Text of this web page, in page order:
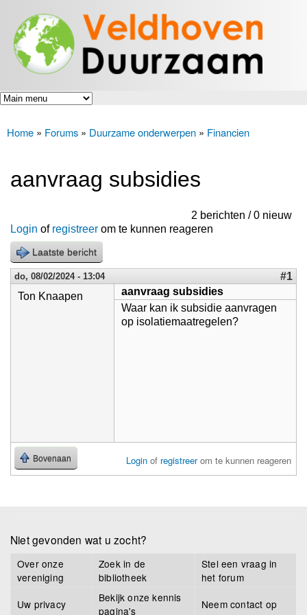
en naar
de inhoud
gaan
Veldhoven
Duurzaam
Energiek
naar de
toekomst
U bent hier
Home » Forums » Duurzame onderwerpen » Financien
aanvraag subsidies
2 berichten / 0 nieuw
Login of registreer om te kunnen reageren
Laatste bericht
do, 08/02/2024 - 13:04
#1
Ton Knaapen
aanvraag subsidies
Waar kan ik subsidie aanvragen
op isolatiemaatregelen?
Bovenaan Login of registreerom te kunnen reageren
Niet gevonden wat u zocht?
Over onze
vereniging
Zoek in de
bibliotheek
Stel een vraag in
het forum
Uw privacy
Bekijk onze kennis
pagina's
Neem contact op